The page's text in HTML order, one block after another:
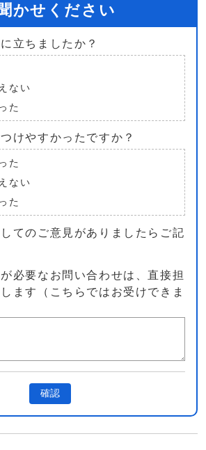
かせください
立ちましたか？
ない
た
けやすかったですか？
た
ない
た
てのご意見がありましたらご記
が必要なお問い合わせは、直接担
ます（こちらではお受けできま
確認